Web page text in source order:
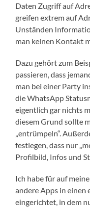
Daten Zugriff auf
greifen extrem auf
Unständen
man keinen Kontakt
Dazu gehört zum
passieren, dass
man bei einer Party
die WhatsApp
eigentlich gar nichts
diesem Grund sollte
„entrümpeln“.
festlegen, dass nur
Profilbild, Infos und
Ich habe für auf
andere Apps in einen
eingerichtet, in dem